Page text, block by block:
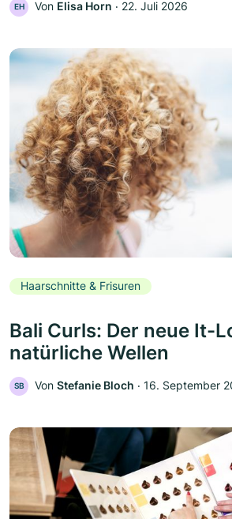
EH Von Elisa Horn ‧ 22. Juli 2026
Haarschnitte & Frisuren
Bali Curls: Der neue It-
natürliche Wellen
SB Von Stefanie Bloch ‧ 16. September